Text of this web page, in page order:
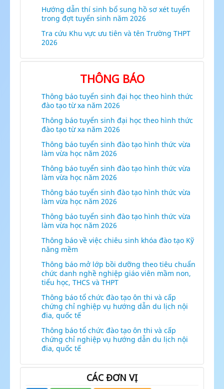
Hướng dẫn thí sinh bổ sung hồ sơ xét tuyển
trong đợt tuyển sinh năm 2026
Tra cứu Khu vực ưu tiên và tên Trường THPT
2026
THÔNG BÁO
Thông báo tuyển sinh đại học theo hình thức
đào tạo từ xa năm 2026
Thông báo tuyển sinh đại học theo hình thức
đào tạo từ xa năm 2026
Thông báo tuyển sinh đào tạo hình thức vừa
làm vừa học năm 2026
Thông báo tuyển sinh đào tạo hình thức vừa
làm vừa học năm 2026
Thông báo tuyển sinh đào tạo hình thức vừa
làm vừa học năm 2026
Thông báo tuyển sinh đào tạo hình thức vừa
làm vừa học năm 2026
Thông báo về việc chiêu sinh khóa đào tạo Kỹ
năng mềm
Thông báo mở lớp bồi dưỡng theo tiêu chuẩn
chức danh nghề nghiệp giáo viên mầm non,
tiểu học, THCS và THPT
Thông báo tổ chức đào tạo ôn thi và cấp
chứng chỉ nghiệp vụ hướng dẫn du lịch nội
đia, quốc tế
Thông báo tổ chức đào tạo ôn thi và cấp
chứng chỉ nghiệp vụ hướng dẫn du lịch nội
đia, quốc tế
CÁC ĐƠN VỊ